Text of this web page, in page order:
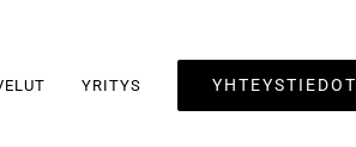
YRITYS YHTEYSTIEDOT